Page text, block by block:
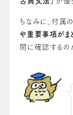
ちなみに、付属
や重要事項がま
間に確認するの